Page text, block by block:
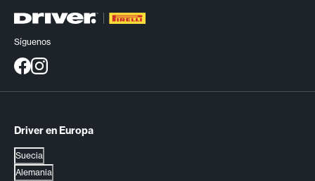
Síguenos
Driver en Europa
Suecia
Alemania